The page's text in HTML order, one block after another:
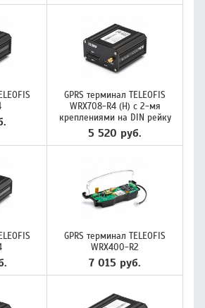
GPRS терминал TELEOFIS
WRX708-R4 (H) с 2-мя
креплениями на DIN рейку
5 520 руб.
GPRS терминал TELEOFIS
WRX400-R2
7 015 руб.